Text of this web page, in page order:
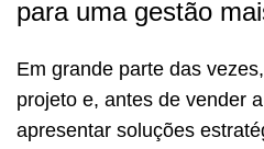
para uma gestão
Em grande parte das
projeto e, antes de vender
apresentar soluções